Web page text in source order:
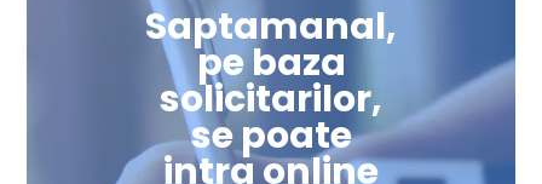
Saptamanal,
pe baza
solicitarilor,
se poate
intra online